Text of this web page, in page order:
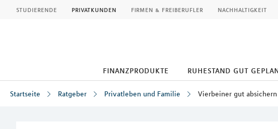
studierende privatkunden firmen & freiberufler nachhaltigkeit
finanzprodukte ruhestand gut
Startseite Ratgeber Privatleben und Familie Vierbeiner gut absichern